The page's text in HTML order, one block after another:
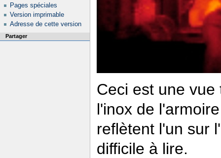
Ceci est une
l'inox de
reflètent l'un sur
difficile à lire.
Pages spéciales
Version imprimable
Adresse de cette version
Partager